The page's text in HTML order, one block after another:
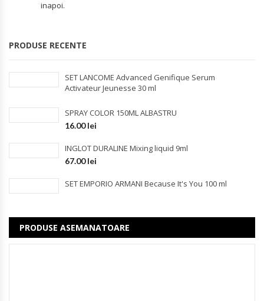
inapoi.
PRODUSE RECENTE
SET LANCOME Advanced Genifique Serum
Activateur Jeunesse 30 ml
SPRAY COLOR 150ML ALBASTRU
16.00lei
INGLOT DURALINE Mixing liquid 9ml
67.00lei
SET EMPORIO ARMANI Because It's You 100 ml
PRODUSE ASEMANATOARE